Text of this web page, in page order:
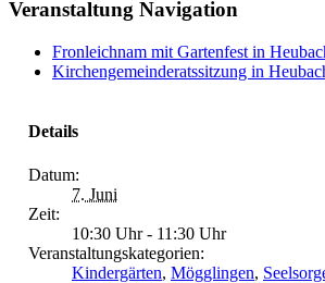
Veranstaltung Navigation
Fronleichnam mit Gartenfest in
Kirchengemeinderatssitzung in
Details
Datum:
7. Juni
Zeit:
10:30 Uhr - 11:30 Uhr
Veranstaltungskategorien:
Kindergärten, Mögglingen,